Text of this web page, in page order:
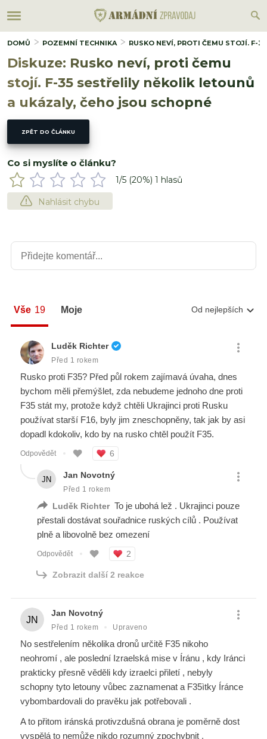
DOMŮ POZEMNÍ TECHNIKA RUSKO NEVÍ, PROTI ČEMU STOJÍ. F-
Diskuze: Rusko neví, proti čemu
stojí. F-35 sestřelily několik letounů
a ukázaly, čeho jsou schopné
ZPĚT DO ČLÁNKU
Co si myslíte o článku?
1/5 (20%) 1 hlasů
Nahlásit chybu